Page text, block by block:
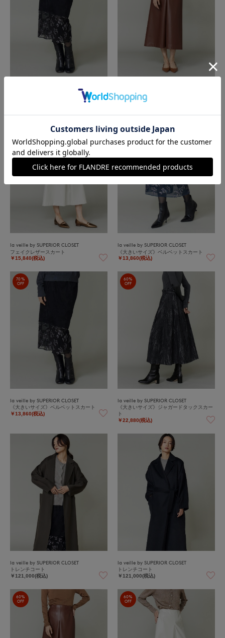
la veille by SUPERIOR CLOSET
フェイクレザースカート
￥15,840(税込)
la veille by SUPERIOR CLOSET
フェイクレザースカート
￥15,840(税込)
OFF
la veille by SUPERIOR CLOSET
《大きいサイズ》ベルベットスカート
￥13,860(税込)
70%
OFF
la veille by SUPERIOR CLOSET
《大きいサイズ》ベルベットスカート
￥13,860(税込)
60%
OFF
la veille by SUPERIOR CLOSET
《大きいサイズ》ジャガードタックスカー
ト
￥22,880(税込)
la veille by SUPERIOR CLOSET
トレンチコート
￥121,000(税込)
la veille by SUPERIOR CLOSET
トレンチコート
￥121,000(税込)
60%
OFF
60%
OFF